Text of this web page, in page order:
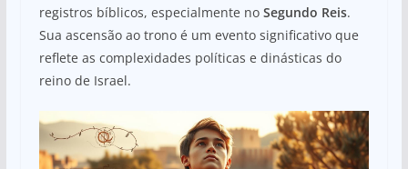
registros bíblicos, especialmente no Segundo Reis.
Sua ascensão ao trono é um evento significativo que
reflete as complexidades políticas e dinásticas do
reino de Israel.